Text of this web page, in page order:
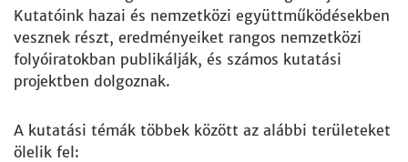
Kutatóink hazai és nemzetközi együttműködésekben
vesznek részt, eredményeiket rangos nemzetközi
folyóiratokban publikálják, és számos kutatási
projektben dolgoznak.
A kutatási témák többek között az alábbi területeket
ölelik fel: